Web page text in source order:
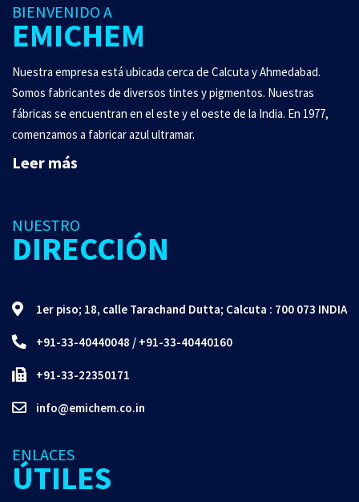
BIENVENIDO A
EMICHEM
Nuestra empresa está ubicada cerca de Calcuta y Ahmedabad.
Somos fabricantes de diversos tintes y pigmentos. Nuestras
fábricas se encuentran en el este y el oeste de la India. En 1977,
comenzamos a fabricar azul ultramar.
Leer más
NUESTRO
DIRECCIÓN
1er piso; 18, calle Tarachand Dutta; Calcuta : 700 073 INDIA
+91-33-40440048 / +91-33-40440160
+91-33-22350171
info@emichem.co.in
ENLACES
ÚTILES